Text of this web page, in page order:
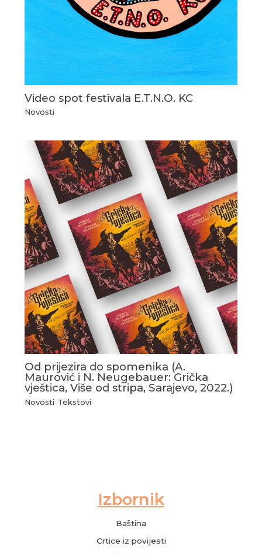
Baština
Crtice iz povijesti
Video spot festivala E.T.N.O. KC
Novosti
Od prijezira do spomenika (A.
Maurović i N. Neugebauer: Grička
vještica, Više od stripa, Sarajevo, 2022.)
Novosti Tekstovi